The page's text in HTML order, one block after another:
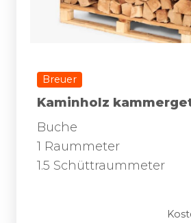
Breuer
Kaminholz
Buche
1 Raummeter
1.5 Schüttraummeter